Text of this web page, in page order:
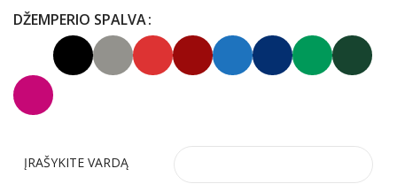
DŽEMPERIO SPALVA
ĮRAŠYKITE VARDĄ